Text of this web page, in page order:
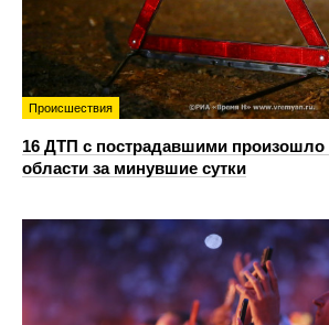
Происшествия
16 ДТП с пострадавшими произошло
области за минувшие сутки